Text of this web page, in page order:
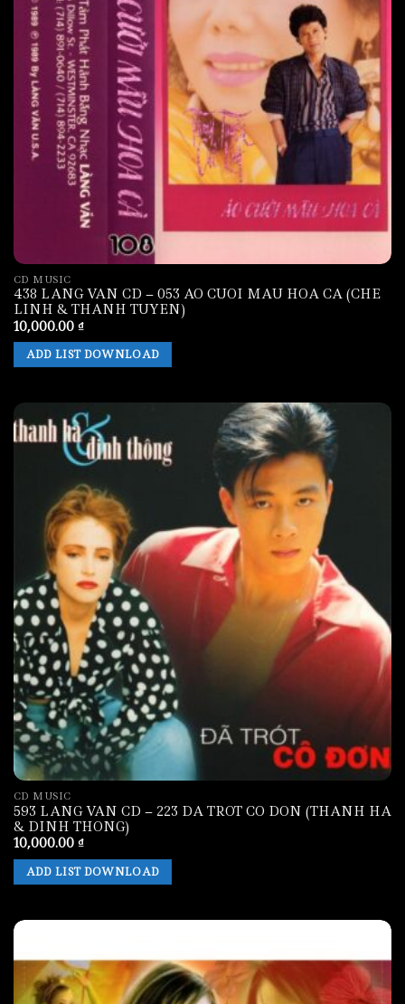
CD MUSIC
438 LANG VAN CD – 053 AO CUOI MAU HOA CA (CHE
LINH & THANH TUYEN)
10,000.00 ₫
ADD LIST DOWNLOAD
CD MUSIC
593 LANG VAN CD – 223 DA TROT CO DON (THANH HA
& DINH THONG)
10,000.00 ₫
ADD LIST DOWNLOAD